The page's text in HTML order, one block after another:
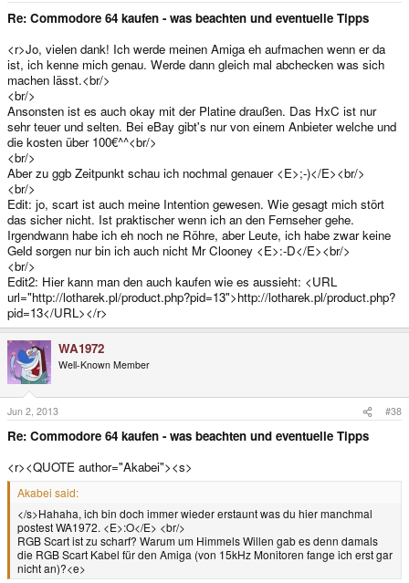
Re: Commodore 64 kaufen - was beachten und eventuelle Tipps
<r>Jo, vielen dank! Ich werde meinen Amiga eh aufmachen wenn er da
ist, ich kenne mich genau. Werde dann gleich mal abchecken was sich
machen lässt.<br/>
<br/>
Ansonsten ist es auch okay mit der Platine draußen. Das HxC ist nur
sehr teuer und selten. Bei eBay gibt's nur von einem Anbieter welche und
die kosten über 100€^^<br/>
<br/>
Aber zu ggb Zeitpunkt schau ich nochmal genauer <E>;-)</E><br/>
<br/>
Edit: jo, scart ist auch meine Intention gewesen. Wie gesagt mich stört
das sicher nicht. Ist praktischer wenn ich an den Fernseher gehe.
Irgendwann habe ich eh noch ne Röhre, aber Leute, ich habe zwar keine
Geld sorgen nur bin ich auch nicht Mr Clooney <E>:-D</E><br/>
<br/>
Edit2: Hier kann man den auch kaufen wie es aussieht: <URL
url="http://lotharek.pl/product.php?pid=13">http://lotharek.pl/product.php?
pid=13</URL></r>
WA1972
Well-Known Member
Jun 2, 2013 #38
Re: Commodore 64 kaufen - was beachten und eventuelle Tipps
<r><QUOTE author="Akabei"><s>
Akabei said:
</s>Hahaha, ich bin doch immer wieder erstaunt was du hier manchmal
postest WA1972. <E>:O</E> <br/>
RGB Scart ist zu scharf? Warum um Himmels Willen gab es denn damals
die RGB Scart Kabel für den Amiga (von 15kHz Monitoren fange ich erst gar
nicht an)?<e>